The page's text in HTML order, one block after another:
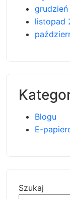
listopad
Blogu
E-
Szukaj